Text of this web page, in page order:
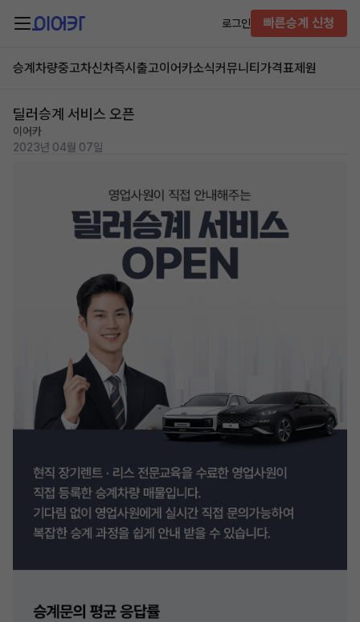
로그인 빠른승계 신청
승계차량중고차신차즉시출고이어카소식커뮤니티 가격표제원
딜러승계 서비스 오픈
이어카
2023년 04월 07일